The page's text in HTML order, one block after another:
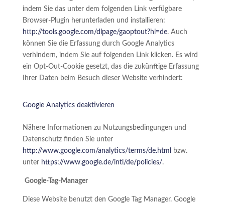
indem Sie das unter dem folgenden Link verfügbare
Browser-Plugin herunterladen und installieren:
http://tools.google.com/dlpage/gaoptout?hl=de. Auch
können Sie die Erfassung durch Google Analytics
verhindern, indem Sie auf folgenden Link klicken. Es wird
ein Opt-Out-Cookie gesetzt, das die zukünftige Erfassung
Ihrer Daten beim Besuch dieser Website verhindert:
Google Analytics deaktivieren
Nähere Informationen zu Nutzungsbedingungen und
Datenschutz finden Sie unter
http://www.google.com/analytics/terms/de.html
bzw.
unter https://www.google.de/intl/de/policies/.
Google-Tag-Manager
Diese Website benutzt den Google Tag Manager. Google